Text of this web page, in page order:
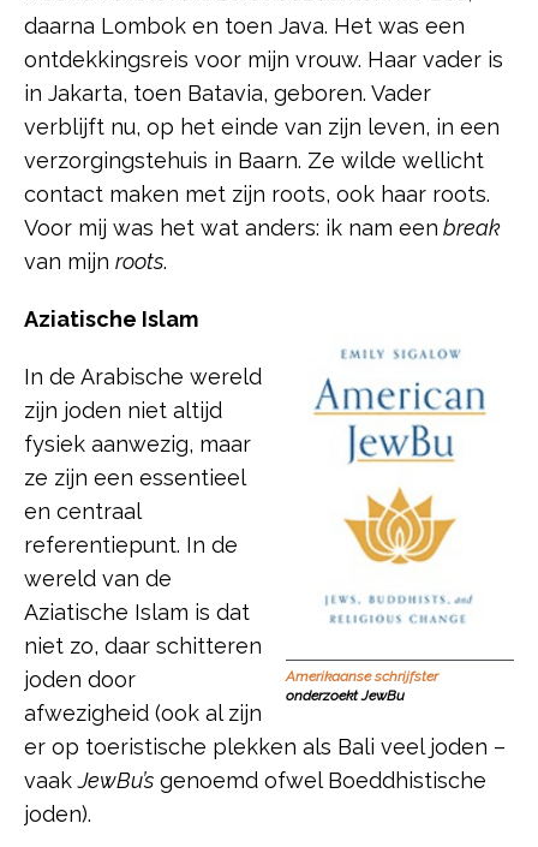
daarna Lombok en toen Java. Het was een
ontdekkingsreis voor mijn vrouw. Haar vader is
in Jakarta, toen Batavia, geboren. Vader
verblijft nu, op het einde van zijn leven, in een
verzorgingstehuis in Baarn. Ze wilde wellicht
contact maken met zijn roots, ook haar roots.
Voor mij was het wat anders: ik nam een break
van mijn roots.
Amerikaanse schrijfster
onderzoekt JewBu
Aziatische Islam
In de Arabische wereld
zijn joden niet altijd
fysiek aanwezig, maar
ze zijn een essentieel
en centraal
referentiepunt. In de
wereld van de
Aziatische Islam is dat
niet zo, daar schitteren
joden door
afwezigheid (ook al zijn
er op toeristische plekken als Bali veel joden –
vaakJewBu’s genoemd ofwel Boeddhistische
joden).